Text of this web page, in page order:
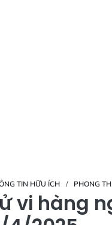
TIN HỮU ÍCH PHONG
vi hàng